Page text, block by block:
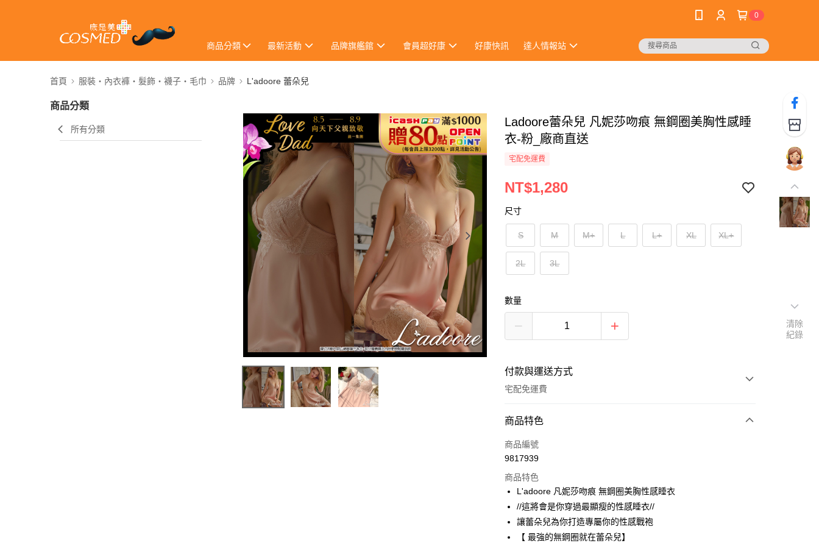
0
商品分類 最新活動 品牌旗艦館 會員超好康 好康快訊 達人情報站
首頁 服裝・內衣褲・髮飾・襪子・毛巾 品牌 L'adoore 蕾朵兒
商品分類
所有分類
Ladoore蕾朵兒 凡妮莎吻痕 無鋼圈美胸性感睡
衣-粉_廠商直送
宅配免運費
NT$1,280
尺寸
S M M+ L L+ XL XL+
2L 3L
數量
付款與運送方式
宅配免運費
付款方式
icash Pay
信用卡分期付款
3 期 0 利率 每期NT$426
合作金庫商業銀行
第一商業銀行
華南商業銀行
6 期 0 利率 每期NT$213
合作金庫商業銀行
12 期 0 利率 每期NT$106
商品特色
商品編號
9817939
商品特色
L'adoore 凡妮莎吻痕 無鋼圈美胸性感睡衣
//這將會是你穿過最顯瘦的性感睡衣//
讓蕾朵兒為你打造專屬你的性感戰袍
【 最強的無鋼圈就在蕾朵兒】
清除
紀錄